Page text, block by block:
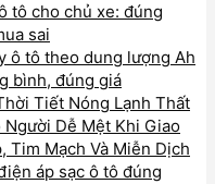
tô cho chủ xe: đúng
sai
ô tô theo dung lượng Ah
bình, đúng giá
Tiết Nóng Lạnh Thất
Dễ Mệt Khi Giao
Tim Mạch Và Miễn Dịch
áp sạc ô tô đúng